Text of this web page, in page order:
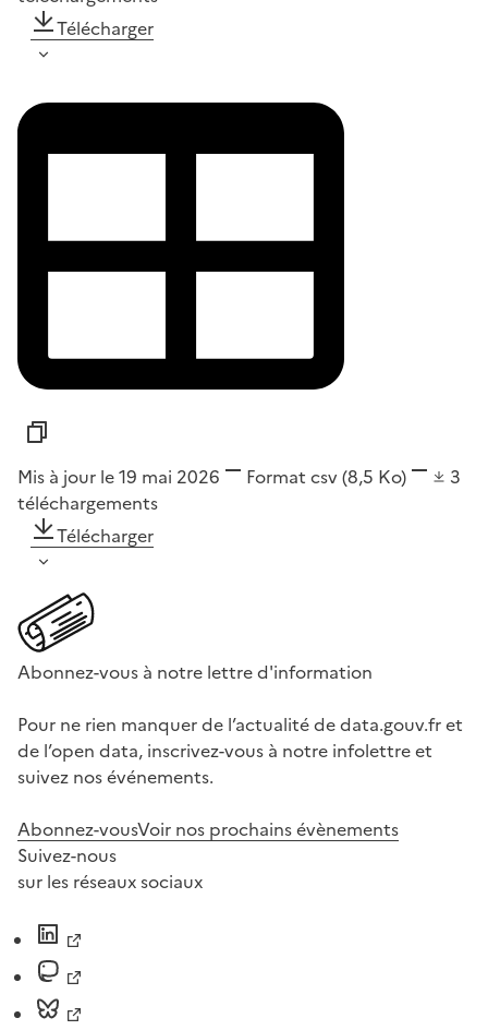
Télécharger
Mis à jour le 19 mai 2026 Format csv(8,5 Ko)
3
téléchargements
Télécharger
Abonnez-vous à notre lettre d'information
Pour ne rien manquer de l’actualité de data.gouv.fr et
de l’open data, inscrivez-vous à notre infolettre et
suivez nos événements.
Abonnez-vousVoir nos prochains évènements
Suivez-nous
sur les réseaux sociaux